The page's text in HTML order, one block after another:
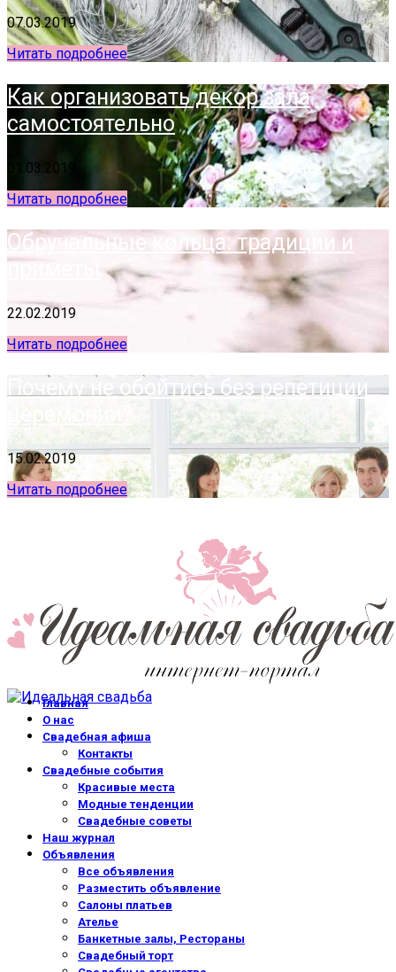
07.03.2019
Читать подробнее
Как организовать декор зала
самостоятельно
01.03.2019
Читать подробнее
Обручальные кольца: традиции и
приметы
22.02.2019
Читать подробнее
Почему не обойтись без репетиции
церемонии?
15.02.2019
Читать подробнее
Главная
О нас
Свадебная афиша
Контакты
Свадебные события
Красивые места
Модные тенденции
Свадебные советы
Наш журнал
Объявления
Все объявления
Разместить объявление
Салоны платьев
Ателье
Банкетные залы, Рестораны
Свадебный торт